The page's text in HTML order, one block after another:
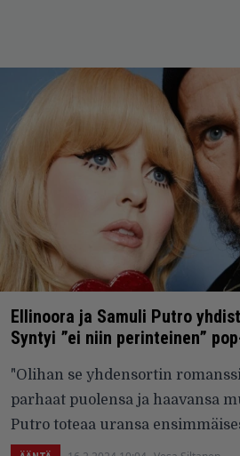
Ellinoora ja Samuli Putro
Syntyi ”ei niin perinteinen”
"Olihan se yhdensortin
parhaat puolensa ja haavansa
Putro toteaa uransa